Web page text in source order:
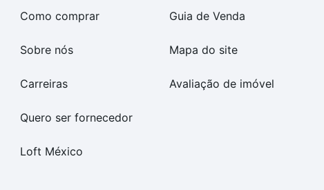
Como comprar
Sobre nós
Carreiras
Quero ser fornecedor
Loft México
Guia de Venda
Mapa do site
Avaliação de imóvel